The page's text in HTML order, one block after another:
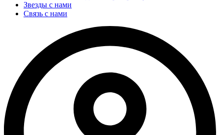
Звезды с нами
Связь с нами